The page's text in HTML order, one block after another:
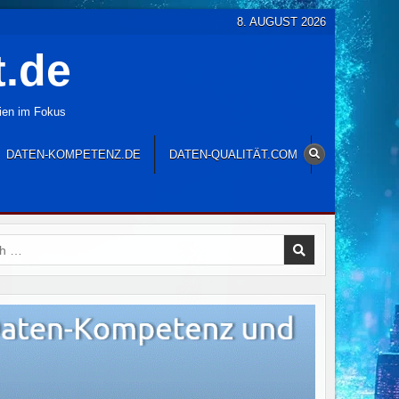
8. AUGUST 2026
im Fokus
DATEN-KOMPETENZ.DE DATEN-QUALITÄT.COM